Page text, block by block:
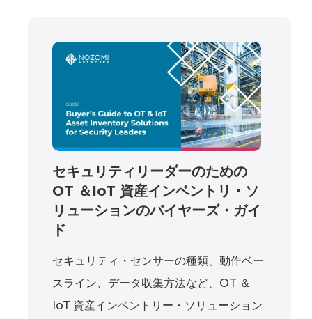
セキュリティリーダーのための
OT ＆IoT 資産インベントリ・ソ
リューションのバイヤーズ・ガイ
ド
セキュリティ・センサーの種類、動作ベー
スライン、データ収集方法など、OT ＆
IoT 資産インベントリー・ソリューション